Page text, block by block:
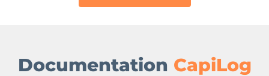
Documentation CapiLog